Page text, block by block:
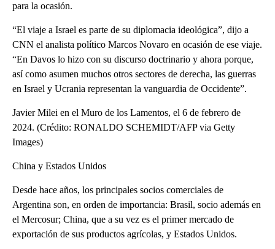
para la ocasión.
“El viaje a Israel es parte de su diplomacia ideológica”, dijo a
CNN el analista político Marcos Novaro en ocasión de ese viaje.
“En Davos lo hizo con su discurso doctrinario y ahora porque,
así como asumen muchos otros sectores de derecha, las guerras
en Israel y Ucrania representan la vanguardia de Occidente”.
Javier Milei en el Muro de los Lamentos, el 6 de febrero de
2024. (Crédito: RONALDO SCHEMIDT/AFP via Getty
Images)
China y Estados Unidos
Desde hace años, los principales socios comerciales de
Argentina son, en orden de importancia: Brasil, socio además en
el Mercosur; China, que a su vez es el primer mercado de
exportación de sus productos agrícolas, y Estados Unidos.